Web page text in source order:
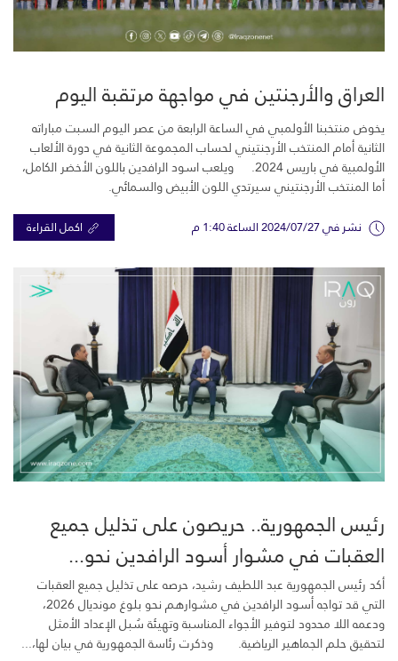
العراق والأرجنتين في مواجهة مرتقبة اليوم
يخوض منتخبنا الأولمبي في الساعة الرابعة من عصر اليوم السبت مباراته
الثانية أمام المنتخب الأرجنتيني لحساب المجموعة الثانية في دورة الألعاب
الأولمبية في باريس 2024. ويلعب اسود الرافدين باللون الأخضر الكامل،
أما المنتخب الأرجنتيني سيرتدي اللون الأبيض والسمائي.
نشر في 2024/07/27 الساعة 1:40 م اكمل القراءة
رئيس الجمهورية.. حريصون على تذليل جميع
العقبات في مشوار أسود الرافدين نحو...
أكد رئيس الجمهورية عبد اللطيف رشيد، حرصه على تذليل جميع العقبات
التي قد تواجه أسود الرافدين في مشوارهم نحو بلوغ مونديال 2026،
ودعمه اللا محدود لتوفير الأجواء المناسبة وتهيئة سُبل الإعداد الأمثل
لتحقيق حلم الجماهير الرياضية. وذكرت رئاسة الجمهورية في بيان لها،...